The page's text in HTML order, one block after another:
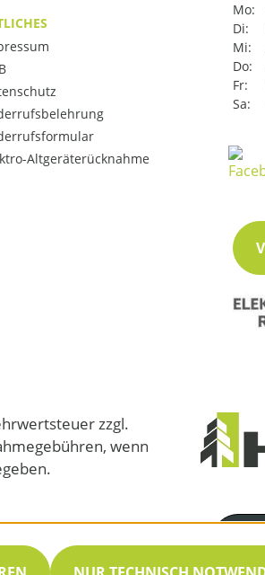
Altgeräterücknahme
Mo:
Di:
Mi:
Do:
Fr:
Sa:
zzgl.
wenn